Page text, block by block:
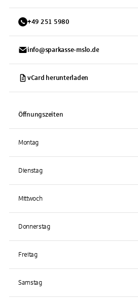
+49 251 5980
info@sparkasse-mslo.de
vCard herunterladen
Öffnungszeiten
Montag
Dienstag
Mittwoch
Donnerstag
Freitag
Samstag